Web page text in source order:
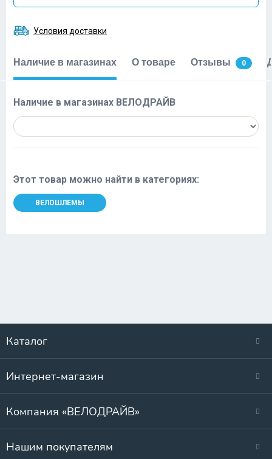
Условия доставки
Наличие в магазинах О товаре Отзывы 0
Наличие в магазинах ВЕЛОДРАЙВ
Этот товар можно найти в категориях:
ВЕЛОШЛЕМЫ
Каталог
Интернет-магазин
Компания «ВЕЛОДРАЙВ»
Нашим покупателям